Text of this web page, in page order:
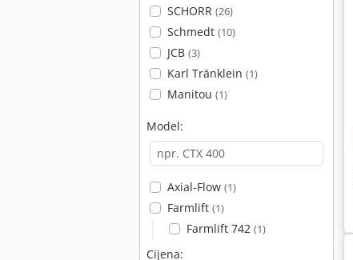
SCHORR (26)
Schmedt (10)
JCB (3)
Karl Tränklein (1)
Manitou (1)
Model:
Axial-Flow (1)
Farmlift (1)
Farmlift 742 (1)
Cijena: